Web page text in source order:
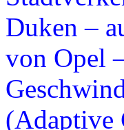
Duken –
von Opel
(Adaptive